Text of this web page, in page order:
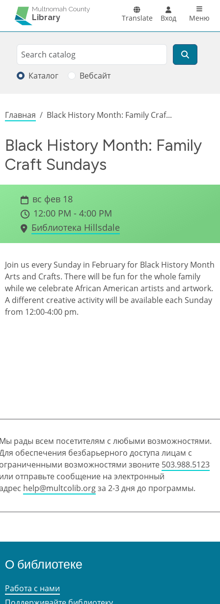
Перейти к основному содержанию
Multnomah County
Library Translate Вход Main
Меню
Search
Поиск
Каталог Вебсайт
Строка навигации
Главная Black History Month: Family Craf...
Black History Month: Family
Craft Sundays
вс фев 18
12:00 PM - 4:00 PM
Библиотека Hillsdale
Join us every Sunday in February for Black History Month
Arts and Crafts. There will be fun for the whole family
while we celebrate African American artists and artwork.
A different creative activity will be available each Sunday
from 12:00-4:00 pm.
рады всем посетителям с любыми возможностями.
обеспечения безбарьерного доступа лицам с
возможностями звоните 503.988.5123
отправьте сообщение на электронный
help@multcolib.orgза 2-3 дня до программы.
О библиотеке
Работа с нами